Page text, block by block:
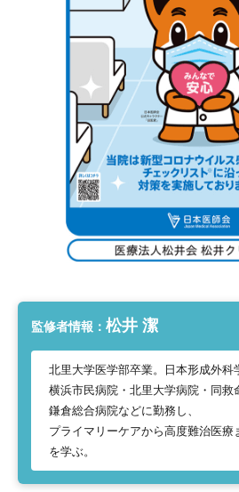
監修者情報： 松井 潔
北里大学医学部卒業。日本形成外科
横浜市民病院・北里大学病院・同救
鎌倉総合病院などに勤務し、
プライマリーケアから高度難治医療
を学ぶ。